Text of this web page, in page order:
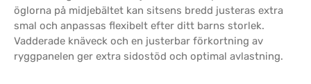
öglorna på midjebältet kan sitsens bredd justeras extra
smal och anpassas flexibelt efter ditt barns storlek.
Vadderade knäveck och en justerbar förkortning av
ryggpanelen ger extra sidostöd och optimal avlastning.